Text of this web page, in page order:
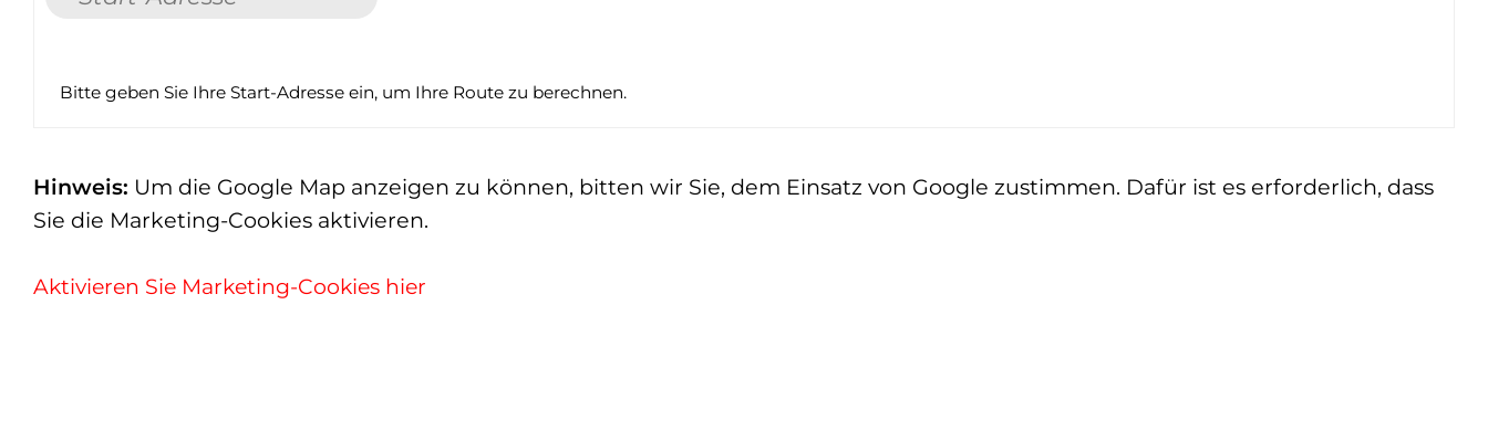
Bitte geben Sie Ihre Start-Adresse ein, um Ihre Route zu berechnen.
Hinweis: Um die Google Map anzeigen zu können, bitten wir Sie, dem Einsatz von Google zustimmen. Dafür ist es erforderlich, dass
Sie die Marketing-Cookies aktivieren.
Aktivieren Sie Marketing-Cookies hier